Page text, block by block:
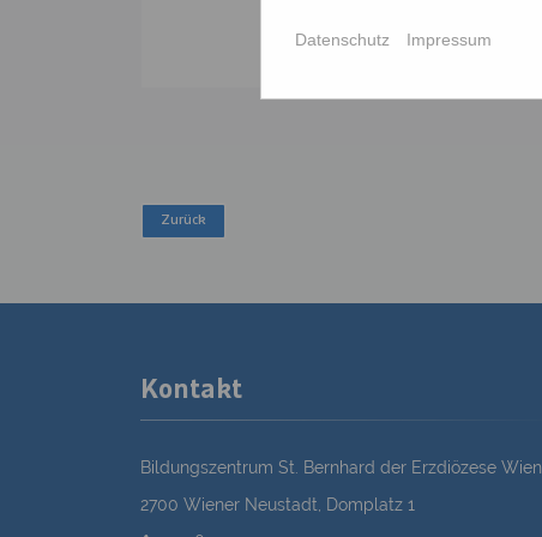
Kontakt
Bildungszentrum St. Bernhard der Erzdiözese Wien
2700 Wiener Neustadt, Domplatz 1
Datenschutz Impressum